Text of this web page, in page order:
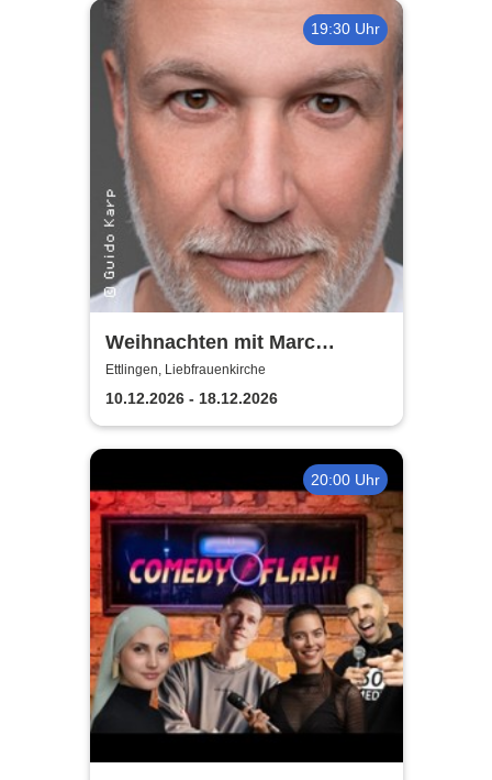
19:30 Uhr
Weihnachten mit Marc
Marshall - Das große
Weihnachtskonzert
Ettlingen, Liebfrauenkirche
10.12.2026 - 18.12.2026
20:00 Uhr